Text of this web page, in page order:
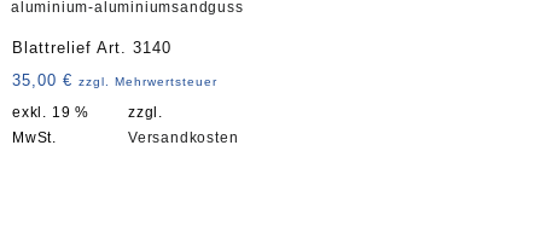
Blattrelief Art. 3140
35,00 € zzgl. Mehrwertsteuer
exkl. 19 %
MwSt.
zzgl.
Versandkosten